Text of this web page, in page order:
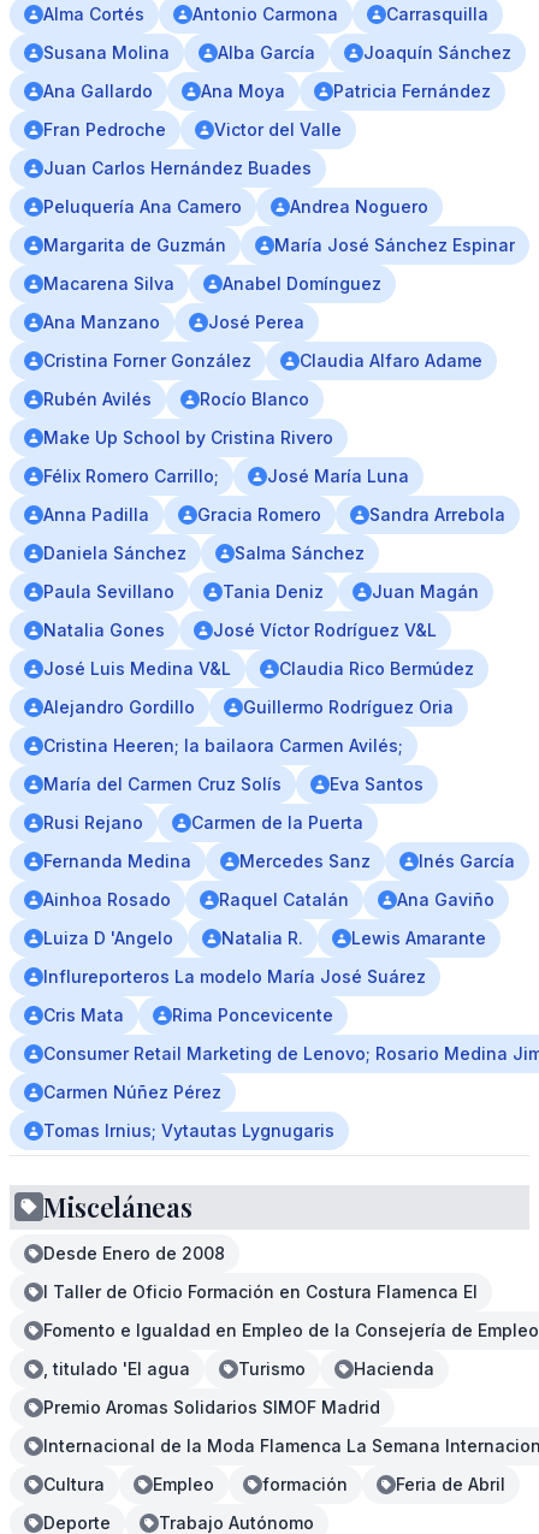
Alma Cortés Antonio Carmona
Carrasquilla
Susana Molina
Alba García
Joaquín Sánchez
Ana Gallardo
Ana Moya
Patricia Fernández
Fran Pedroche
Victor del Valle
Juan Carlos Hernández Buades
Peluquería Ana Camero
Andrea Noguero
Margarita de Guzmán
María José Sánchez Espinar
Macarena Silva
Anabel Domínguez
Ana Manzano
José Perea
Cristina Forner González
Claudia Alfaro Adame
Rubén Avilés
Rocío Blanco
Make Up School by Cristina Rivero
Félix Romero Carrillo;
José María Luna
Anna Padilla
Gracia Romero
Sandra Arrebola
Daniela Sánchez
Salma Sánchez
Paula Sevillano
Tania Deniz
Juan Magán
Natalia Gones
José Víctor Rodríguez V&L
José Luis Medina V&L
Claudia Rico Bermúdez
Alejandro Gordillo
Guillermo Rodríguez Oria
Cristina Heeren; la bailaora Carmen Avilés;
María del Carmen Cruz Solís
Eva Santos
Rusi Rejano
Carmen de la Puerta
Fernanda Medina
Mercedes Sanz
Inés García
Ainhoa Rosado
Raquel Catalán
Ana Gaviño
Luiza D 'Angelo
Natalia R.
Lewis Amarante
Influreporteros La modelo María José Suárez
Cris Mata
Rima Poncevicente
Consumer Retail Marketing de Lenovo; Rosario Medina
Carmen Núñez Pérez
Tomas Irnius; Vytautas Lygnugaris
Misceláneas
Desde Enero de 2008
I Taller de Oficio Formación en Costura Flamenca El
Fomento e Igualdad en Empleo de la Consejería de
, titulado 'El agua
Turismo
Hacienda
Premio Aromas Solidarios SIMOF Madrid
Internacional de la Moda Flamenca La Semana
Cultura
Empleo formación
Feria de Abril
Deporte
Trabajo Autónomo